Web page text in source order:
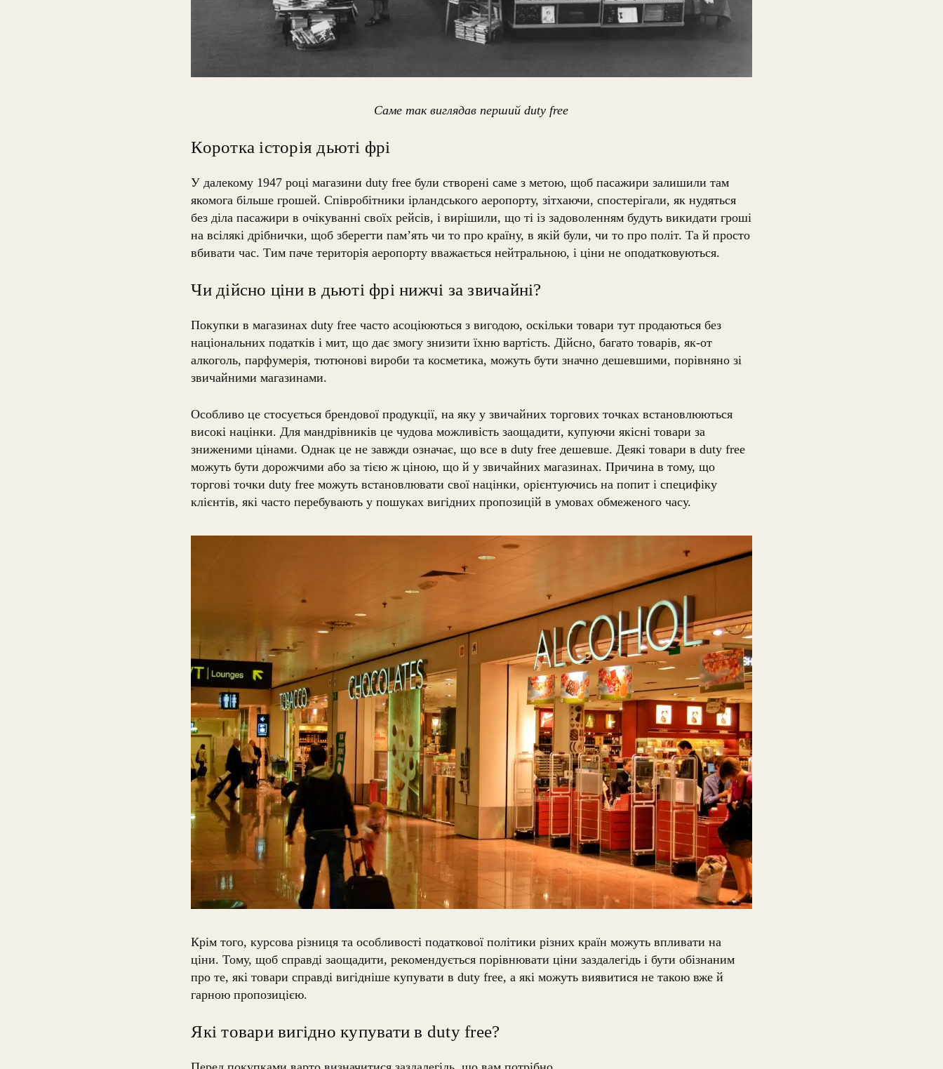
Саме так виглядав перший duty free
Коротка історія дьюті фрі
У далекому 1947 році магазини duty free були створені саме з метою, щоб пасажири залишили там
якомога більше грошей. Співробітники ірландського аеропорту, зітхаючи, спостерігали, як нудяться
без діла пасажири в очікуванні своїх рейсів, і вирішили, що ті із задоволенням будуть викидати гроші
на всілякі дрібнички, щоб зберегти пам’ять чи то про країну, в якій були, чи то про політ. Та й просто
вбивати час. Тим паче територія аеропорту вважається нейтральною, і ціни не оподатковуються.
Чи дійсно ціни в дьюті фрі нижчі за звичайні?
Покупки в магазинах duty free часто асоціюються з вигодою, оскільки товари тут продаються без
національних податків і мит, що дає змогу знизити їхню вартість. Дійсно, багато товарів, як-от
алкоголь, парфумерія, тютюнові вироби та косметика, можуть бути значно дешевшими, порівняно зі
звичайними магазинами.
Особливо це стосується брендової продукції, на яку у звичайних торгових точках встановлюються
високі націнки. Для мандрівників це чудова можливість заощадити, купуючи якісні товари за
зниженими цінами. Однак це не завжди означає, що все в duty free дешевше.Деякі товари в duty free
можуть бути дорожчими або за тією ж ціною, що й у звичайних магазинах. Причина в тому, що
торгові точки duty free можуть встановлювати свої націнки, орієнтуючись на попит і специфіку
клієнтів, які часто перебувають у пошуках вигідних пропозицій в умовах обмеженого часу.
Крім того, курсова різниця та особливості податкової політики різних країн можуть впливати на
ціни. Тому, щоб справді заощадити, рекомендується порівнювати ціни заздалегідь і бути обізнаним
про те, які товари справді вигідніше купувати в duty free, а які можуть виявитися не такою вже й
гарною пропозицією.
Які товари вигідно купувати в duty free?